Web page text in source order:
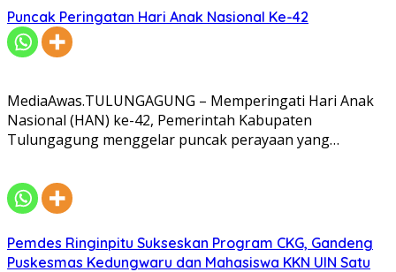
Puncak Peringatan Hari Anak Nasional Ke-42
MediaAwas.TULUNGAGUNG – Memperingati Hari Anak
Nasional (HAN) ke-42, Pemerintah Kabupaten
Tulungagung menggelar puncak perayaan yang…
Pemdes Ringinpitu Sukseskan Program CKG, Gandeng
Puskesmas Kedungwaru dan Mahasiswa KKN UIN Satu